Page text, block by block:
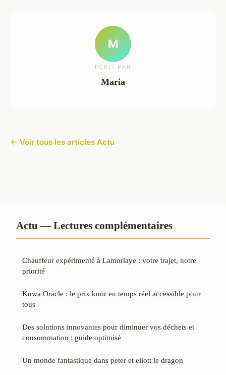
M
ECRIT PAR
Maria
← Voir tous les articles Actu
Actu — Lectures complémentaires
Chauffeur expérimenté à Lamorlaye : votre trajet, notre
priorité
Kuwa Oracle : le prix kuor en temps réel accessible pour
tous
Des solutions innovantes pour diminuer vos déchets et
consommation : guide optimisé
Un monde fantastique dans peter et eliott le dragon